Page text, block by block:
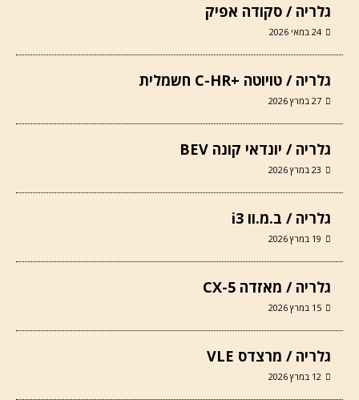
גלריה / סקודה אפיק
24 במאי 2026
גלריה / טויוטה +C-HR חשמלית
27 במרץ 2026
גלריה / יונדאי קונה BEV
23 במרץ 2026
גלריה / ב.מ.וו i3
19 במרץ 2026
גלריה / מאזדה CX-5
15 במרץ 2026
גלריה / מרצדס VLE
12 במרץ 2026